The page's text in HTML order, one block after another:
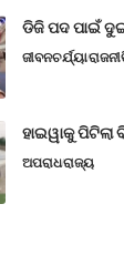
ଡିଜି ପଦ ପାଇଁ
ଜୀବନଚର୍ଯ୍ୟା
ହାଇୱାକୁ
ଅପରାଧରାଜ୍ୟ